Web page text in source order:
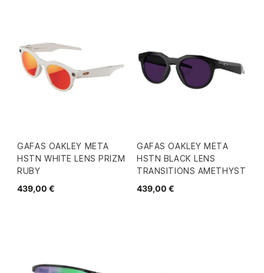
GAFAS OAKLEY META
HSTN WHITE LENS PRIZM
RUBY
439,00 €
GAFAS OAKLEY META
HSTN BLACK LENS
TRANSITIONS AMETHYST
439,00 €